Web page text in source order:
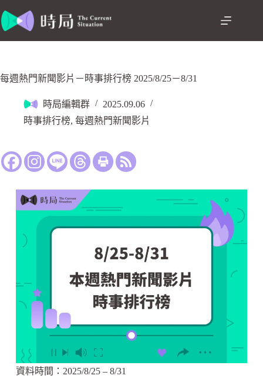
每週熱門新聞影片－時事排行榜 2025/8/25－8/31
時局編輯群
2025.09.06
時事排行榜, 每週熱門新聞影片
資料時間：2025/8/25 – 8/31